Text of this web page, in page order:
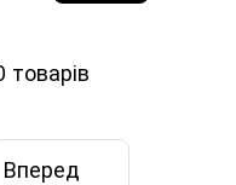
Вперед